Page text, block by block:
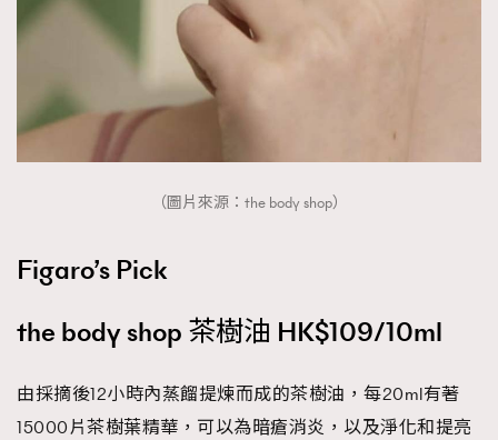
（圖片來源：the body shop）
Figaro’s Pick
the body shop 茶樹油 HK$109/10ml
由採摘後12小時內蒸餾提煉而成的茶樹油，每20ml有著
15000片茶樹葉精華，可以為暗瘡消炎，以及淨化和提亮